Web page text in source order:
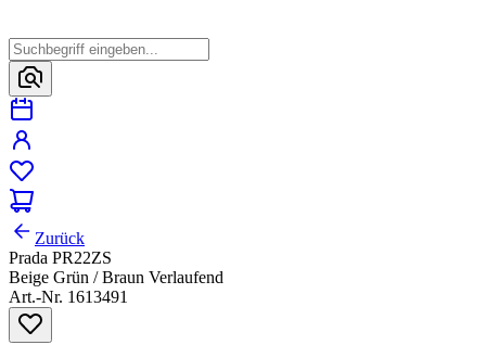
Zurück
Prada PR22ZS
Beige Grün / Braun Verlaufend
Art.-Nr. 1613491